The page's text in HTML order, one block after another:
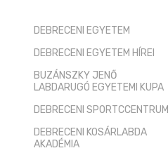
DEBRECENI EGYETEM
DEBRECENI EGYETEM HÍREI
BUZÁNSZKY JENŐ
LABDARUGÓ EGYETEMI KUPA
DEBRECENI SPORTCCENTRUM
DEBRECENI KOSÁRLABDA
AKADÉMIA